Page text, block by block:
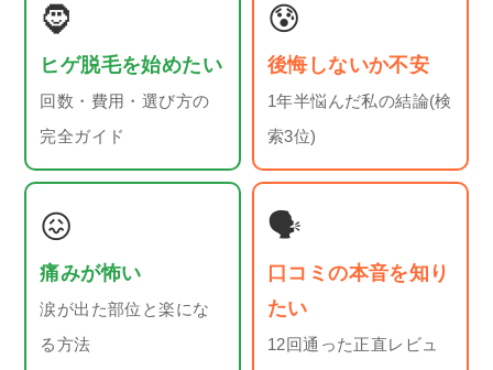
🧔
ヒゲ脱毛を始めたい
回数・費用・選び方の
完全ガイド
😰
後悔しないか不安
1年半悩んだ私の結論(検
索3位)
😖
痛みが怖い
涙が出た部位と楽にな
る方法
🗣
口コミの本音を知り
たい
12回通った正直レビュ